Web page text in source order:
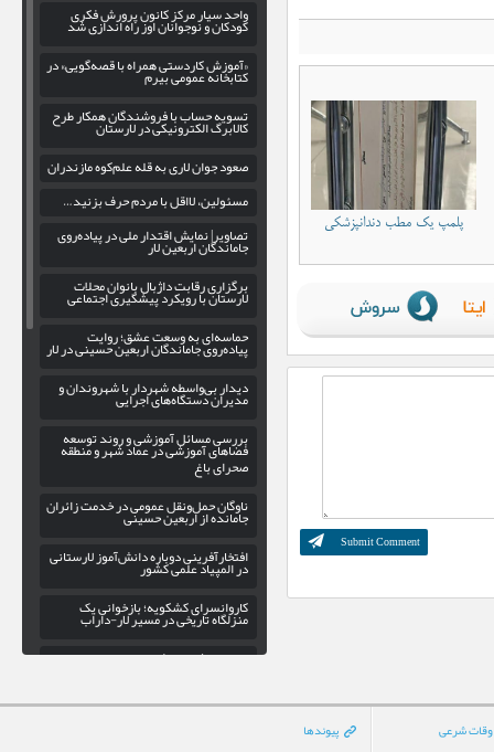
پلمپ یک مطب دندانپزشکی
واحد سیار مرکز کانون پرورش فکری
کودکان و نوجوانان اوز راه اندازی شد
«آموزش کاردستی همراه با قصه‌گویی» در
کتابخانه عمومی بیرم
تسویه حساب با فروشندگان همکار طرح
کالابرگ الکترونیکی در لارستان
صعود جوان لاری به قله علم‌کوه مازندران
مسئولین، لااقل با مردم حرف بزنید…
تصاویر| نمایش اقتدار ملی در پیاده‌روی
جاماندگان اربعین لار
برگزاری رقابت داژبال بانوان محلات
لارستان با رویکرد پیشگیری اجتماعی
حماسه‌ای به وسعت عشق؛ روایت
پیاده‌روی جاماندگان اربعین حسینی در لار
دیدار بی‌واسطه شهردار با شهروندان و
مدیران دستگاه‌های اجرایی
بررسی مسائل آموزشی و روند توسعه
فضاهای آموزشی در عماد شهر و منطقه
صحرای باغ
ناوگان حمل‌ونقل عمومی در خدمت زائران
جامانده از اربعین حسینی
افتخارآفرینی دوباره دانش‌آموز لارستانی
در المپیاد علمی کشور
کاروانسرای کشکویه؛ بازخوانی یک
منزلگاه تاریخی در مسیر لار-داراب
پاسخ به شایعات فضای مجازی؛ وزیر
شرعی پیوندها